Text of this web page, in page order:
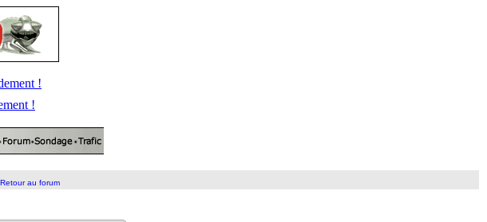
!
!
Retour au forum